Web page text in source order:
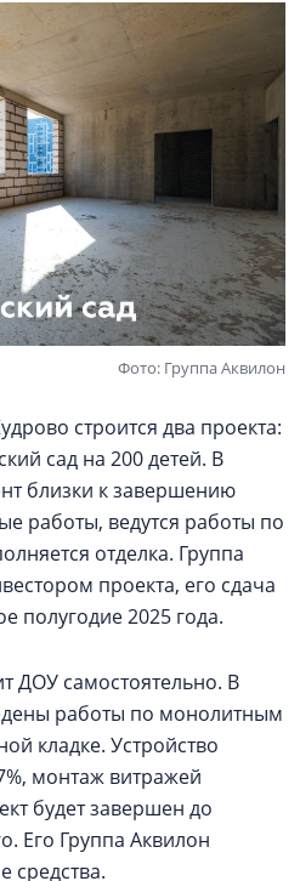
Фото: Группа Аквилон
строится два проекта:
сад на 200 детей. В
близки к завершению
работы, ведутся работы по
отделка. Группа
проекта, его сдача
полугодие 2025 года.
ДОУ самостоятельно. В
работы по монолитным
кладке. Устройство
монтаж витражей
будет завершен до
Его Группа Аквилон
средства.